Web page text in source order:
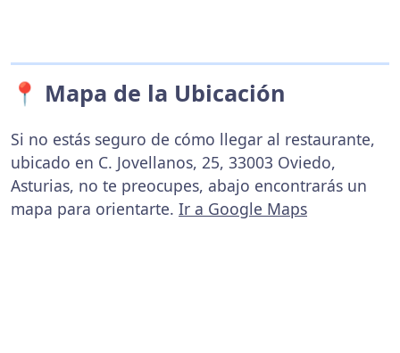
📍 Mapa de la Ubicación
Si no estás seguro de cómo llegar al restaurante,
ubicado en C. Jovellanos, 25, 33003 Oviedo,
Asturias, no te preocupes, abajo encontrarás un
mapa para orientarte. Ir a Google Maps